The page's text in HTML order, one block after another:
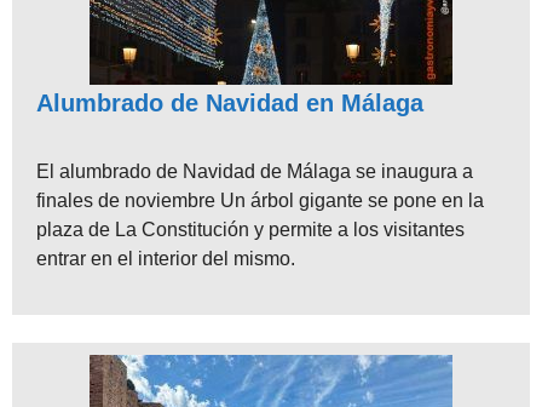
Alumbrado de Navidad en Málaga
El alumbrado de Navidad de Málaga se inaugura a
finales de noviembre Un árbol gigante se pone en la
plaza de La Constitución y permite a los visitantes
entrar en el interior del mismo.